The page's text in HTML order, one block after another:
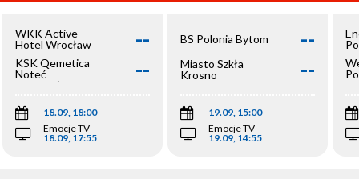
WKK Active
Hotel Wrocław
--
KSK Qemetica
Noteć
Inowrocław
--
18.09, 18:00
Emocje TV
18.09, 17:55
BS Polonia Bytom --
Miasto Szkła
Krosno
--
19.09, 15:00
Emocje TV
19.09, 14:55